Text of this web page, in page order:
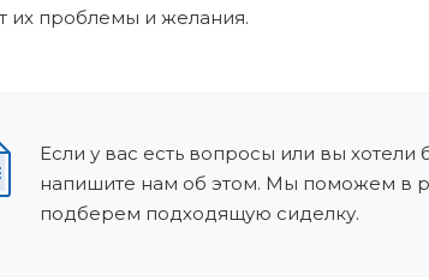
их проблемы и желания.
Если у вас есть вопросы или вы хотели
напишите нам об этом. Мы поможем в
подберем подходящую сиделку.